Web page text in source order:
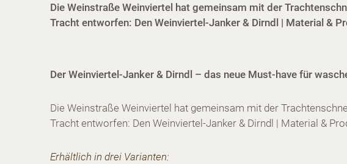
Die Weinstraße Weinviertel hat gemeinsam mit der
Tracht entworfen: Den Weinviertel-Janker & Dirndl | Material &
Der Weinviertel-Janker & Dirndl – das neue Must-have für
Die Weinstraße Weinviertel hat gemeinsam mit der
Tracht entworfen: Den Weinviertel-Janker & Dirndl | Material &
Erhältlich in drei Varianten: